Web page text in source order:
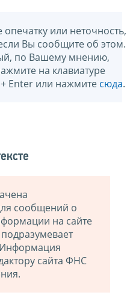
или неточность,
Вы сообщите об этом.
по Вашему мнению,
на клавиатуре
Enter или нажмите сюда.
сообщений о
на сайте
сайта ФНС